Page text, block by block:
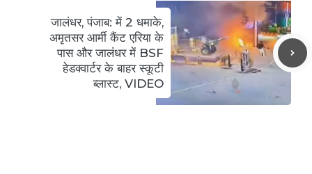
जालंधर, पंजाब: में 2 धमाके,
अमृतसर आर्मी कैंट एरिया के
पास और जालंधर में BSF
हेडक्वार्टर के बाहर स्कूटी
ब्लास्ट, VIDEO